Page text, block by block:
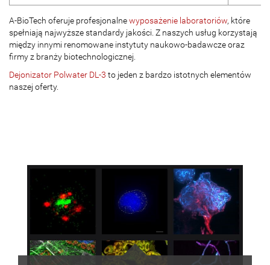
A-BioTech oferuje profesjonalnewyposażenie laboratoriów, które
spełniają najwyższe standardy jakości. Z naszych usług korzystają
między innymi renomowane instytuty naukowo-badawcze oraz
firmy z branży biotechnologicznej.
Dejonizator Polwater DL-3 to jeden z bardzo istotnych elementów
naszej oferty.